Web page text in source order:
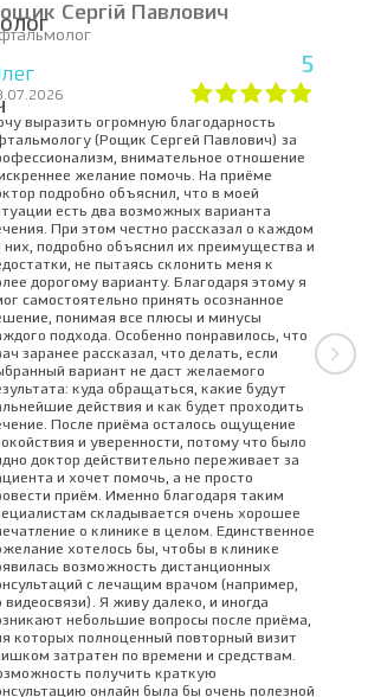
Сергій Павлович
5
выразить огромную благодарность
(Рощик Сергей Павлович) за
внимательное отношение
желание помочь. На приёме
подробно объяснил, что в моей
есть два возможных варианта
При этом честно рассказал о каждом
них, подробно объяснил их преимущества и
не пытаясь склонить меня к
дорогому варианту. Благодаря этому я
самостоятельно принять осознанное
понимая все плюсы и минусы
подхода. Особенно понравилось, что
заранее рассказал, что делать, если
вариант не даст желаемого
куда обращаться, какие будут
действия и как будет проходить
После приёма осталось ощущение
и уверенности, потому что было
доктор действительно переживает за
и хочет помочь, а не просто
приём. Именно благодаря таким
складывается очень хорошее
о клинике в целом. Единственное
хотелось бы, чтобы в клинике
возможность дистанционных
с лечащим врачом (например,
видеосвязи). Я живу далеко, и иногда
небольшие вопросы после приёма,
которых полноценный повторный визит
затратен по времени и средствам.
получить краткую
онлайн была бы очень полезной